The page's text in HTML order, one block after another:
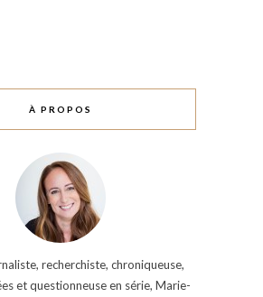
À PROPOS
recherchiste, chroniqueuse,
et questionneuse en série, Marie-